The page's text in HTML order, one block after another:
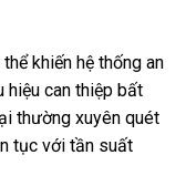
khiến hệ thống an
hiệu can thiệp bất
thường xuyên quét
tục với tần suất